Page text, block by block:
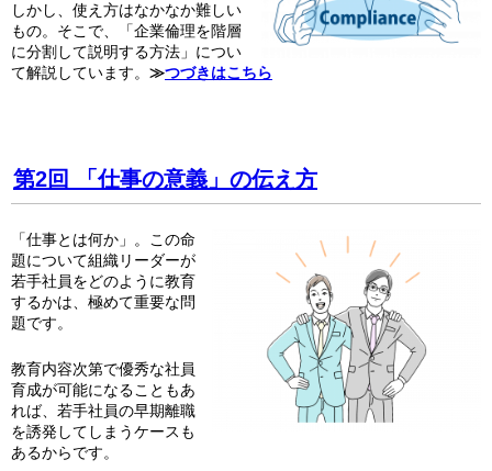
しかし、使え方はなかなか難しい
もの。そこで、「企業倫理を階層
に分割して説明する方法」につい
て解説しています。 ≫つづきはこちら
第2回 「仕事の意義」の伝え方
「仕事とは何か」。この命
題について組織リーダーが
若手社員をどのように教育
するかは、極めて重要な問
題です。
教育内容次第で優秀な社員
育成が可能になることもあ
れば、若手社員の早期離職
を誘発してしまうケースも
あるからです。